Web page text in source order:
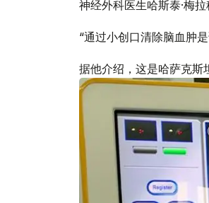
神经外科医生哈斯泰·梅
“通过小创口清除脑血肿
据他介绍，这是哈萨克斯